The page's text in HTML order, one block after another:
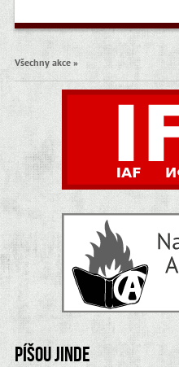
Všechny akce »
Píšou jinde